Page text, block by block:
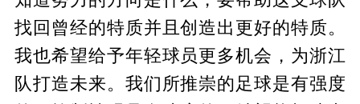
找回曾经的特质并且创造出更好的特质。
我也希望给予年轻球员更多机会，为浙江
队打造未来。我们所推崇的足球是有强度